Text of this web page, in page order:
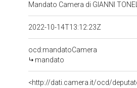
Mandato Camera di GIANNI
2022-10-14T13:12:23Z
ocd:mandatoCamera
mandato
<http://dati.camera.it/ocd/